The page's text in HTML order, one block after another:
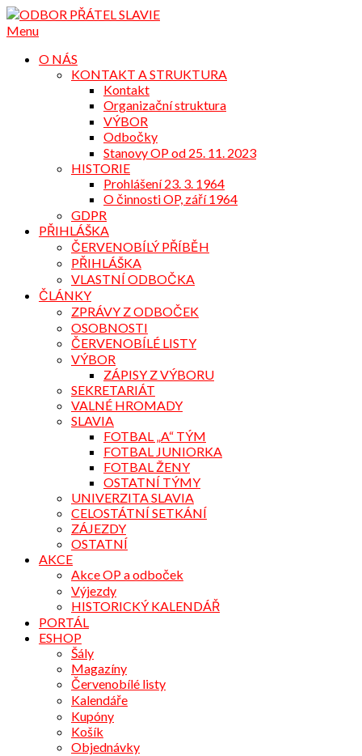
Přejdi
na
Menu
O NÁS
KONTAKT A STRUKTURA
Kontakt
Organizační struktura
VÝBOR
Odbočky
Stanovy OP od 25. 11. 2023
HISTORIE
Prohlášení 23. 3. 1964
O činnosti OP, září 1964
GDPR
PŘIHLÁŠKA
ČERVENOBÍLÝ PŘÍBĚH
PŘIHLÁŠKA
VLASTNÍ ODBOČKA
ČLÁNKY
ZPRÁVY Z ODBOČEK
OSOBNOSTI
ČERVENOBÍLÉ LISTY
VÝBOR
ZÁPISY Z VÝBORU
SEKRETARIÁT
VALNÉ HROMADY
SLAVIA
FOTBAL „A“ TÝM
FOTBAL JUNIORKA
FOTBAL ŽENY
OSTATNÍ TÝMY
UNIVERZITA SLAVIA
CELOSTÁTNÍ SETKÁNÍ
ZÁJEZDY
OSTATNÍ
AKCE
Akce OP a odboček
Výjezdy
HISTORICKÝ KALENDÁŘ
PORTÁL
ESHOP
Šály
Magazíny
Červenobílé listy
Kalendáře
Kupóny
Košík
Objednávky